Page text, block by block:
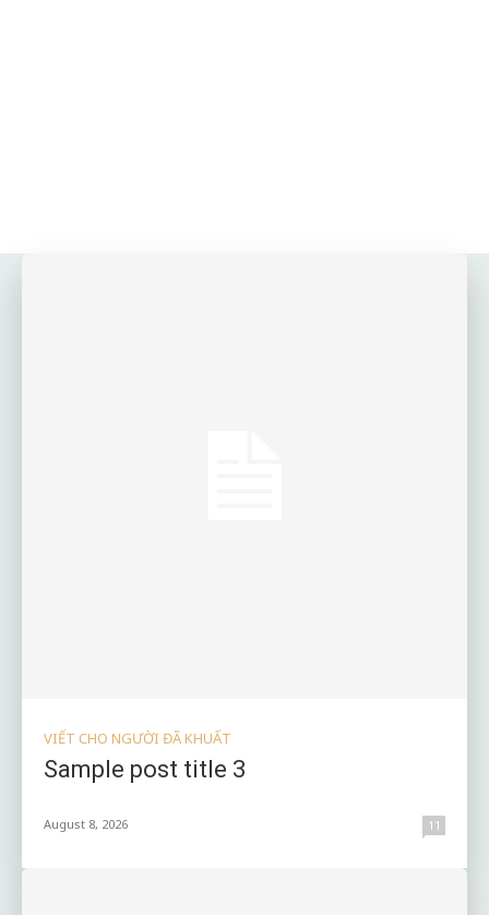
VIẾT CHO NGƯỜI ĐÃ KHUẤT
Sample post title 3
August 8, 2026 11